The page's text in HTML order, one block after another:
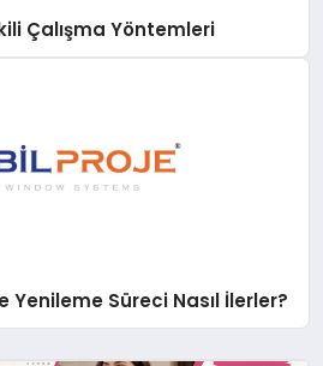
Çalışma Yöntemleri
Yenileme Süreci Nasıl İlerler?